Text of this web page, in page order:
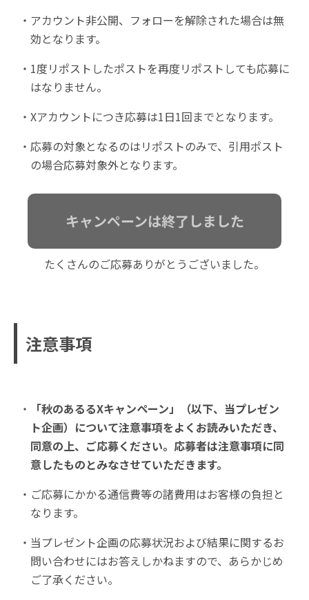
アカウント非公開、フォローを解除された場合は無
効となります。
1度リポストしたポストを再度リポストしても応募に
はなりません。
Xアカウントにつき応募は1日1回までとなります。
応募の対象となるのはリポストのみで、引用ポスト
の場合応募対象外となります。
キャンペーンは終了しました
たくさんのご応募ありがとうございました。
注意事項
「秋のあるるXキャンペーン」（以下、当プレゼン
ト企画）について注意事項をよくお読みいただき、
同意の上、ご応募ください。応募者は注意事項に同
意したものとみなさせていただきます。
ご応募にかかる通信費等の諸費用はお客様の負担と
なります。
当プレゼント企画の応募状況および結果に関するお
問い合わせにはお答えしかねますので、あらかじめ
ご了承ください。